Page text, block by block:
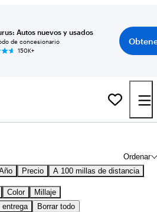
Autos nuevos y usados
de concesionario
150K+
Ordenar
Precio A 100 millas de distancia
Color
Millaje
Borrar todo